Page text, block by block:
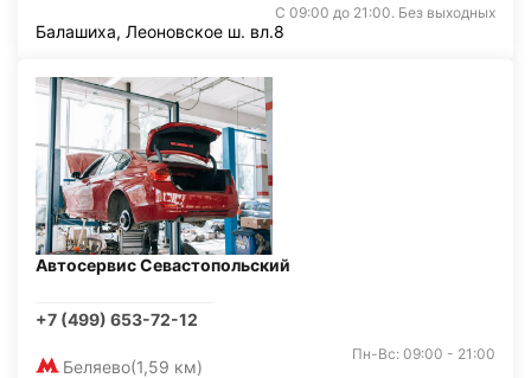
С 09:00 до 21:00. Без выходных
Балашиха, Леоновское ш. вл.8
Автосервис Севастопольский
+7 (499) 653-72-12
Беляево(1,59 км)
Пн-Вс: 09:00 - 21:00